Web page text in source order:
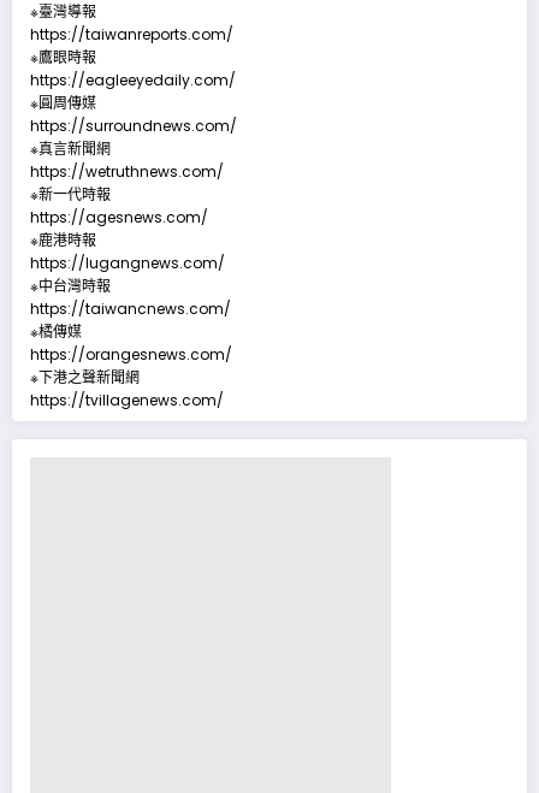
※臺灣導報
https://taiwanreports.com/
※鷹眼時報
https://eagleeyedaily.com/
※圓周傳媒
https://surroundnews.com/
※真言新聞網
https://wetruthnews.com/
※新一代時報
https://agesnews.com/
※鹿港時報
https://lugangnews.com/
※中台灣時報
https://taiwancnews.com/
※橘傳媒
https://orangesnews.com/
※下港之聲新聞網
https://tvillagenews.com/